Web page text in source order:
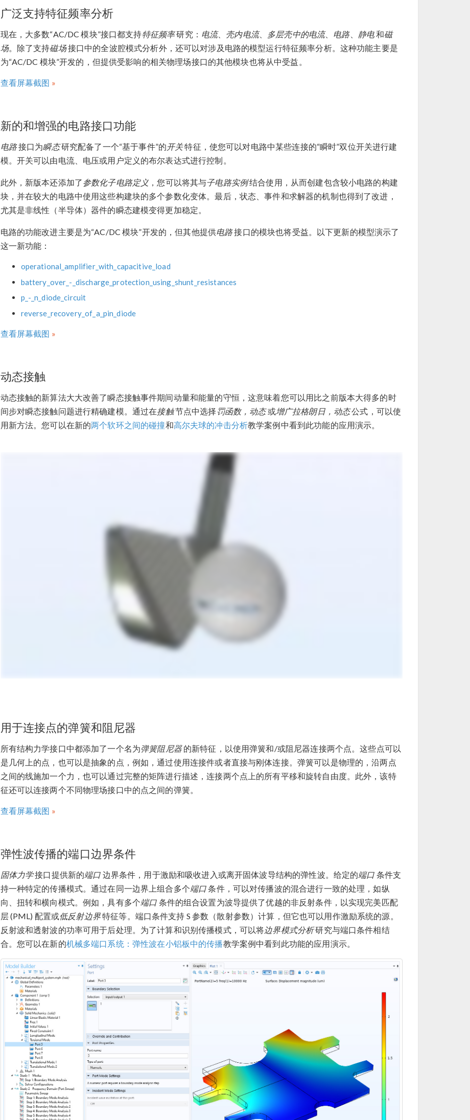
广泛支持特征频率分析
现在，大多数“AC/DC 模块”接口都支持特征频率研究： 电流、 壳内电流、 多层壳中的电流、 电路、 静电和磁
场。除了支持磁场接口中的全波腔模式分析外，还可以对涉及电路的模型运行特征频率分析。这种功能主要是
为“AC/DC 模块”开发的，但提供受影响的相关物理场接口的其他模块也将从中受益。
查看屏幕截图
新的和增强的电路接口功能
电路接口为瞬态研究配备了一个“基于事件”的开关特征，使您可以对电路中某些连接的“瞬时”双位开关进行建
模。开关可以由电流、电压或用户定义的布尔表达式进行控制。
此外，新版本还添加了参数化子电路定义 ，您可以将其与子电路实例结合使用，从而创建包含较小电路的构建
块，并在较大的电路中使用这些构建块的多个参数化变体。最后，状态、事件和求解器的机制也得到了改进，
尤其是非线性（半导体）器件的瞬态建模变得更加稳定。
电路的功能改进主要是为“AC/DC 模块”开发的，但其他提供电路接口的模块也将受益。以下更新的模型演示了
这一新功能：
operational_amplifier_with_capacitive_load
battery_over_-_discharge_protection_using_shunt_resistances
p_-_n_diode_circuit
reverse_recovery_of_a_pin_diode
查看屏幕截图
动态接触
动态接触的新算法大大改善了瞬态接触事件期间动量和能量的守恒，这意味着您可以用比之前版本大得多的时
间步对瞬态接触问题进行精确建模。通过在接触节点中选择罚函数，动态或增广拉格朗日，动态公式，可以使
用新方法。您可以在新的两个软环之间的碰撞和高尔夫球的冲击分析教学案例中看到此功能的应用演示。
用于连接点的弹簧和阻尼器
所有结构力学接口中都添加了一个名为弹簧阻尼器的新特征，以使用弹簧和/或阻尼器连接两个点。这些点可以
是几何上的点，也可以是抽象的点，例如，通过使用连接件或者直接与刚体连接。弹簧可以是物理的，沿两点
之间的线施加一个力，也可以通过完整的矩阵进行描述，连接两个点上的所有平移和旋转自由度。此外，该特
征还可以连接两个不同物理场接口中的点之间的弹簧。
查看屏幕截图
弹性波传播的端口边界条件
固体力学接口提供新的端口 边界条件，用于激励和吸收进入或离开固体波导结构的弹性波。给定的端口 条件支
持一种特定的传播模式。通过在同一边界上组合多个端口条件，可以对传播波的混合进行一致的处理，如纵
向、扭转和横向模式。例如，具有多个端口 条件的组合设置为波导提供了优越的非反射条件，以实现完美匹配
层 (PML) 配置或低反射边界特征等。端口条件支持 S 参数（散射参数）计算，但它也可以用作激励系统的源。
反射波和透射波的功率可用于后处理。为了计算和识别传播模式，可以将边界模式分析研究与端口条件相结
合。您可以在新的机械多端口系统：弹性波在小铝板中的传播教学案例中看到此功能的应用演示。